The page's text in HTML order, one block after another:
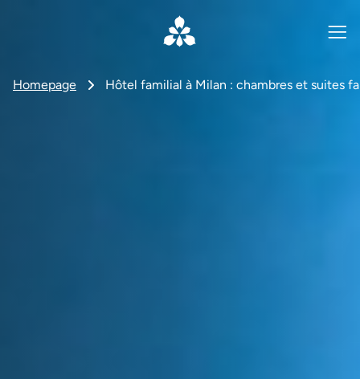
Homepage Hôtel familial à Milan : chambres et suites